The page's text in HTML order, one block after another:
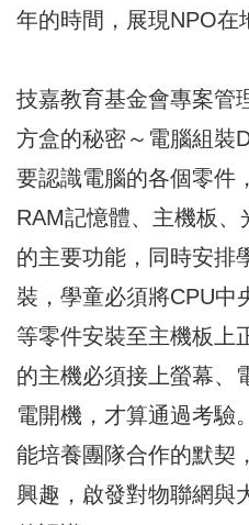
年的時間，展現NPO在
技嘉教育基金會專案管
方盒的秘密～電腦組裝
要認識電腦的各個零件
RAM記憶體、主機板
的主要功能，同時安排
裝，學童必須將CPU中
等零件安裝至主機板上
的主機必須接上螢幕、
電開機，才算通過考驗
能培養團隊合作的默契
興趣，啟發對物聯網與